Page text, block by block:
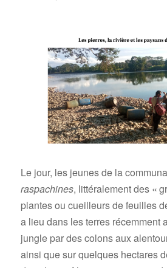
Le jour, les jeunes de la
raspachines, littéralement des «
plantes ou cueilleurs de feuilles
a lieu dans les terres récemment
jungle par des colons aux
ainsi que sur quelques hectares